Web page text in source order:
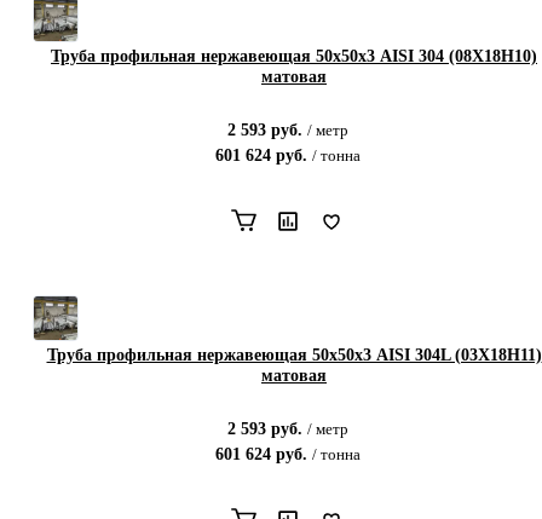
Труба профильная нержавеющая 50х50х3 AISI 304 (08Х18Н10)
матовая
2 593 руб. / метр
601 624 руб. / тонна
Труба профильная нержавеющая 50х50х3 AISI 304L (03Х18Н11)
матовая
2 593 руб. / метр
601 624 руб. / тонна